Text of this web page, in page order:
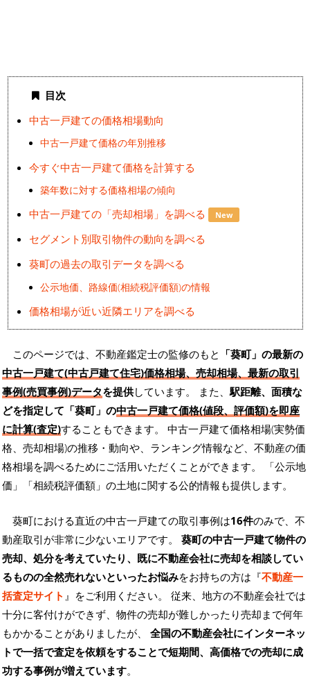
目次
中古一戸建ての価格相場動向
中古一戸建て価格の年別推移
今すぐ中古一戸建て価格を計算する
築年数に対する価格相場の傾向
中古一戸建ての「売却相場」を調べる New
セグメント別取引物件の動向を調べる
葵町の過去の取引データを調べる
公示地価、路線価(相続税評価額)の情報
価格相場が近い近隣エリアを調べる
このページでは、不動産鑑定士の監修のもと 「葵町」の最新の
中古一戸建て(中古戸建て住宅)価格相場、売却相場、最新の取引
事例(売買事例)データを提供しています。 また、駅距離、面積な
どを指定して「葵町」の中古一戸建て価格(値段、評価額)を即座
に計算(査定)することもできます。 中古一戸建て価格相場(実勢価
格、売却相場)の推移・動向や、ランキング情報など、不動産の価
格相場を調べるためにご活用いただくことができます。
「公示地
価」「相続税評価額」の土地に関する公的情報も提供します。
葵町における直近の中古一戸建ての取引事例は16件のみで、不
動産取引が非常に少ないエリアです。 葵町の中古一戸建て物件の
売却、処分を考えていたり、既に不動産会社に売却を相談してい
るものの全然売れないといったお悩みをお持ちの方は『不動産一
括査定サイト 』をご利用ください。 従来、地方の不動産会社では
十分に客付けができず、物件の売却が難しかったり売却まで何年
もかかることがありましたが、 全国の不動産会社にインターネッ
トで一括で査定を依頼をすることで短期間、高価格での売却に成
功する事例が増えています。